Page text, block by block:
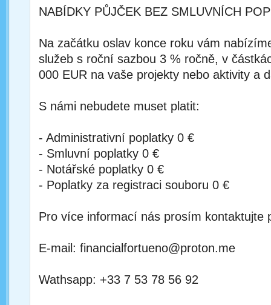
NABÍDKY PŮJČEK BEZ SMLUVNÍCH
Na začátku oslav konce roku vám
služeb s roční sazbou 3 % ročně, v
000 EUR na vaše projekty nebo aktivity a
S námi nebudete muset platit:
- Administrativní poplatky 0 €
- Smluvní poplatky 0 €
- Notářské poplatky 0 €
- Poplatky za registraci souboru 0 €
Pro více informací nás prosím kontaktujte
E-mail: financialfortueno@proton.me
Wathsapp: +33 7 53 78 56 92